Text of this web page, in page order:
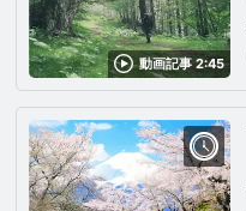
動画記事 2:45